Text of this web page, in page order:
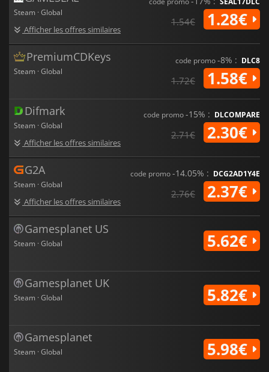
Steam · Global
Afficher les offres similaires
1.54€ 1.28€
PremiumCDKeys
Steam · Global
code promo-8% : DLC8
1.72€ 1.58€
Difmark
Steam · Global
Afficher les offres similaires
code promo-15% : DLCOMPARE
2.71€ 2.30€
G2A
Steam · Global
Afficher les offres similaires
code promo-14.05% : DCG2AD1Y4E
2.76€ 2.37€
Gamesplanet US
Steam · Global 5.62€
Gamesplanet UK
Steam · Global 5.82€
Gamesplanet
Steam · Global 5.98€